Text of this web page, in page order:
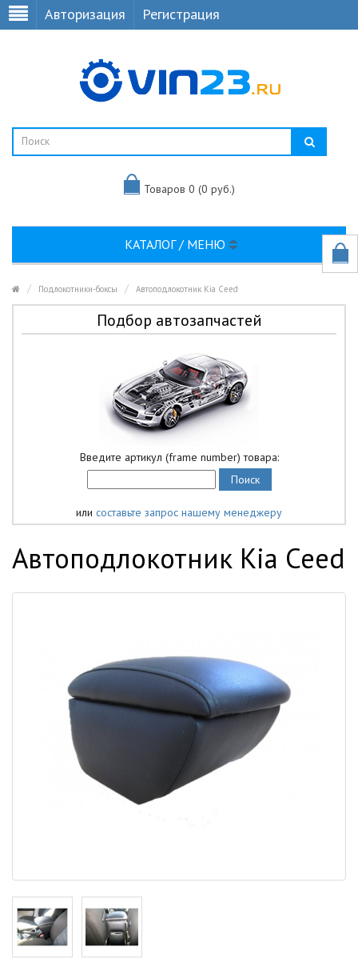
Авторизация Регистрация
Товаров 0 (0 руб.)
КАТАЛОГ / МЕНЮ
Подлокотники-боксы Автоподлокотник Kia Ceed
Подбор автозапчастей
Введите артикул (frame number) товара:
или составьте запрос нашему менеджеру
Автоподлокотник Kia Ceed